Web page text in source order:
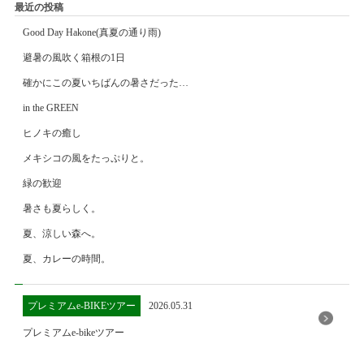
最近の投稿
Good Day Hakone(真夏の通り雨)
避暑の風吹く箱根の1日
確かにこの夏いちばんの暑さだった…
in the GREEN
ヒノキの癒し
メキシコの風をたっぷりと。
緑の歓迎
暑さも夏らしく。
夏、涼しい森へ。
夏、カレーの時間。
プレミアムe-BIKEツアー 2026.05.31
プレミアムe-bikeツアー